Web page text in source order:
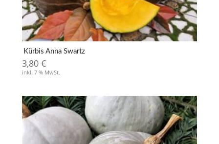
Kürbis Anna Swartz
3,80 €
inkl. 7 % MwSt.